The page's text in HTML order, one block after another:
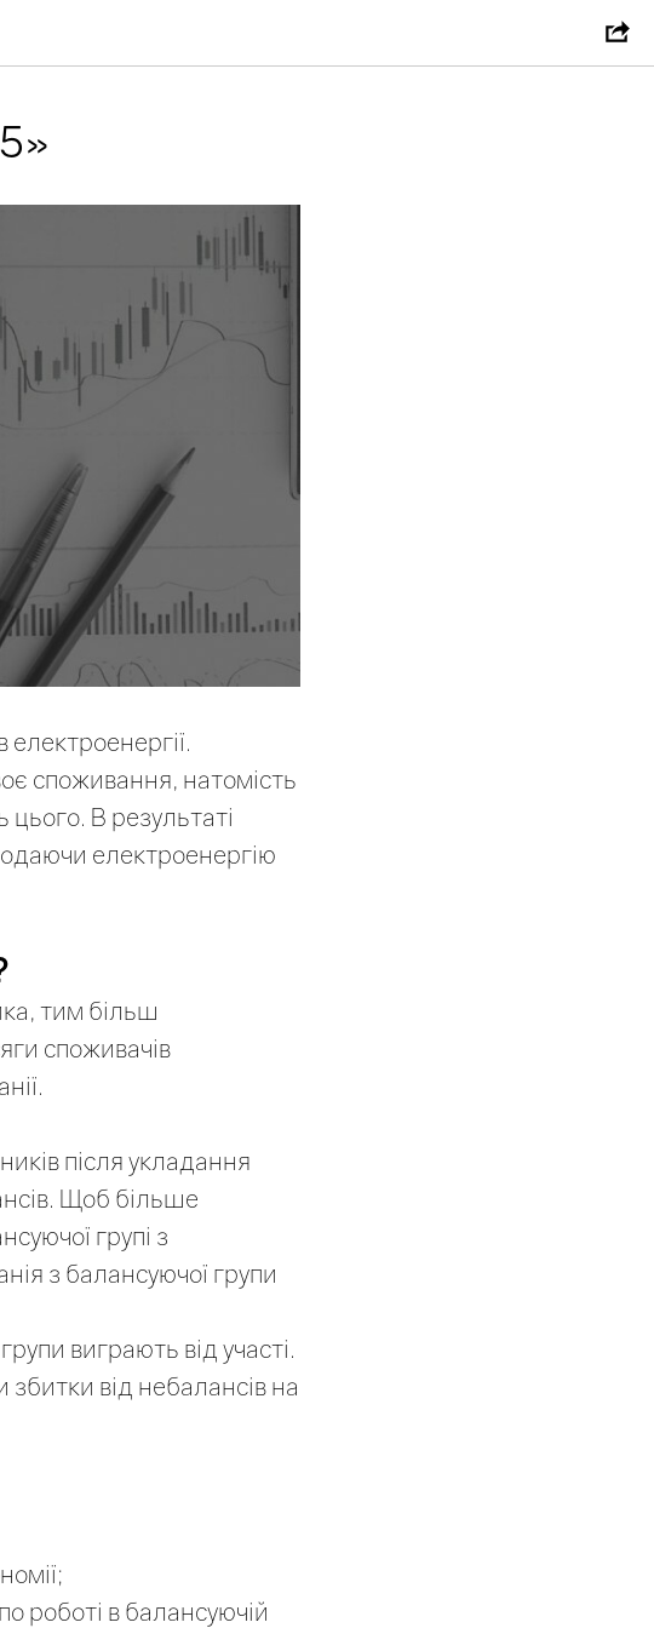
споживання, натомість
В результаті
електроенергію
тим більш
споживачів
після укладання
Щоб більше
групі з
з балансуючої групи
виграють від участі.
від небалансів на
роботі в балансуючій